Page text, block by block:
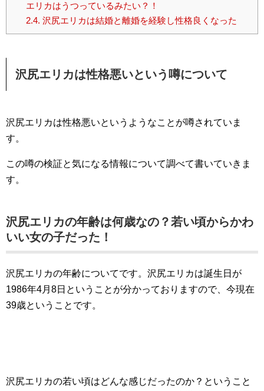
エリカはうつっているみたい？！
2.4. 沢尻エリカは結婚と離婚を経験し性格良くなった
沢尻エリカは性格悪いという噂について
沢尻エリカは性格悪いというようなことが噂されていま
す。
この噂の検証と気になる情報について調べて書いていきま
す。
沢尻エリカの年齢は何歳なの？若い頃からかわ
いい女の子だった！
沢尻エリカの年齢についてです。沢尻エリカは誕生日が
1986年4月8日ということが分かっておりますので、今現在
39歳ということです。
沢尻エリカの若い頃はどんな感じだったのか？ということ